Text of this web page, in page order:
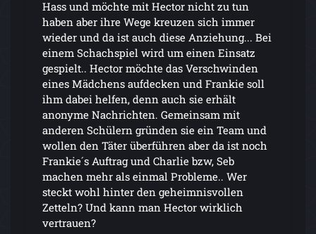
Hass und möchte mit Hector nicht zu tun
haben aber ihre Wege kreuzen sich immer
wieder und da ist auch diese Anziehung... Bei
einem Schachspiel wird um einen Einsatz
gespielt.. Hector möchte das Verschwinden
eines Mädchens aufdecken und Frankie soll
ihm dabei helfen, denn auch sie erhält
anonyme Nachrichten. Gemeinsam mit
anderen Schülern gründen sie ein Team und
wollen den Täter überführen aber da ist noch
Frankie´s Auftrag und Charlie bzw, Seb
machen mehr als einmal Probleme.. Wer
steckt wohl hinter den geheimnisvollen
Zetteln? Und kann man Hector wirklich
vertrauen?